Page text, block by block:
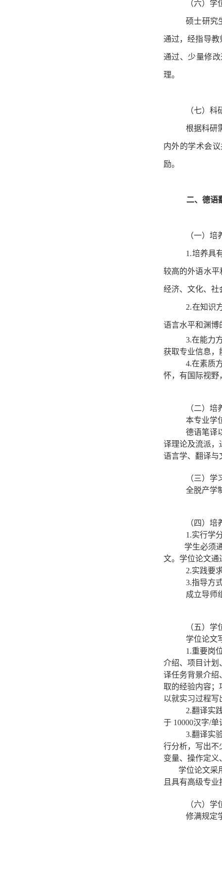
（六）学
硕士研究
通过，经指导教
通过、少量修
理。
（七）
根据科研
内外的学术会
励。
二、德语
（一）培
1.培养具
较高的外语水平
经济、文化、社
2.在知识
语言水平和渊博
3.在能力
获取专业信息，
4.在素质
怀，有国际视野
（二）培
本专业学
德语笔译
译理论及流派，
语言学、翻译与
（三）学
全脱产学
（四）
1.实行学
学生必须
文。学位论文通
2.实践要
3.指导方
成立导师
（五）学
学位论文
1.重要岗
介绍、项目计划
译任务背景介绍
取的经验内容；
以就实习过程写
2.翻译实
于 10000汉字/
3.翻译实
行分析，写出不
变量、操作定
学位论文采
且具有高级专
（六）学
修满规定